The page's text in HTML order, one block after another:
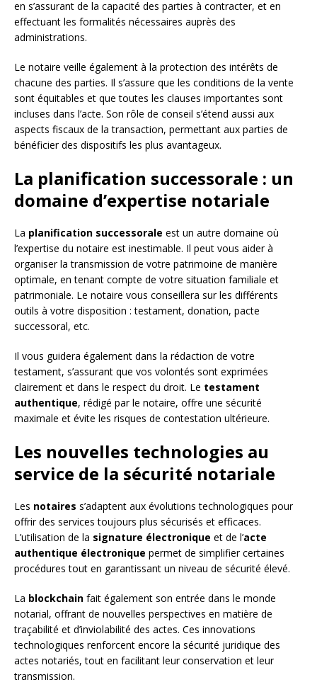
en s’assurant de la capacité des parties à contracter, et en
effectuant les formalités nécessaires auprès des
administrations.
Le notaire veille également à la protection des intérêts de
chacune des parties. Il s’assure que les conditions de la vente
sont équitables et que toutes les clauses importantes sont
incluses dans l’acte. Son rôle de conseil s’étend aussi aux
aspects fiscaux de la transaction, permettant aux parties de
bénéficier des dispositifs les plus avantageux.
La planification successorale : un
domaine d’expertise notariale
La planification successorale est un autre domaine où
l’expertise du notaire est inestimable. Il peut vous aider à
organiser la transmission de votre patrimoine de manière
optimale, en tenant compte de votre situation familiale et
patrimoniale. Le notaire vous conseillera sur les différents
outils à votre disposition : testament, donation, pacte
successoral, etc.
Il vous guidera également dans la rédaction de votre
testament, s’assurant que vos volontés sont exprimées
clairement et dans le respect du droit. Le testament
authentique, rédigé par le notaire, offre une sécurité
maximale et évite les risques de contestation ultérieure.
Les nouvelles technologies au
service de la sécurité notariale
Les notaires s’adaptent aux évolutions technologiques pour
offrir des services toujours plus sécurisés et efficaces.
L’utilisation de la signature électronique et de l’acte
authentique électronique permet de simplifier certaines
procédures tout en garantissant un niveau de sécurité élevé.
La blockchain fait également son entrée dans le monde
notarial, offrant de nouvelles perspectives en matière de
traçabilité et d’inviolabilité des actes. Ces innovations
technologiques renforcent encore la sécurité juridique des
actes notariés, tout en facilitant leur conservation et leur
transmission.